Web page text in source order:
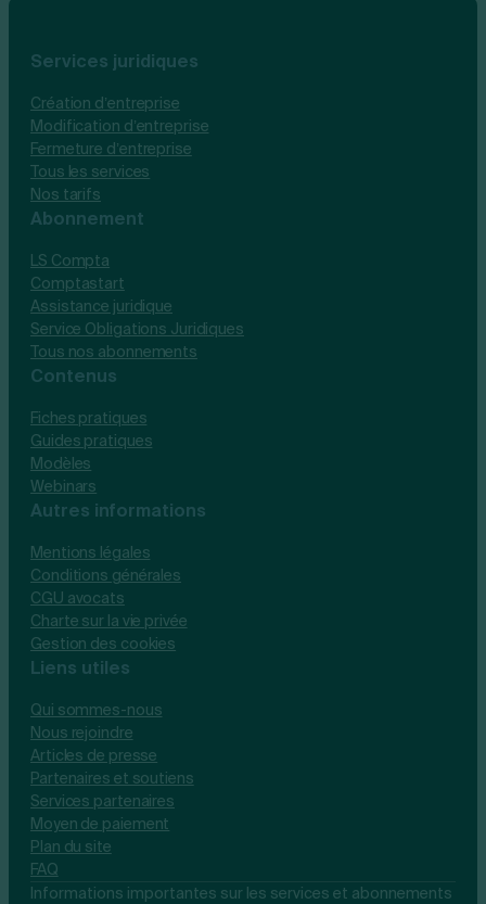
Services juridiques
Création d’entreprise
Modification d’entreprise
Fermeture d’entreprise
Tous les services
Nos tarifs
Abonnement
LS Compta
Comptastart
Assistance juridique
Service Obligations Juridiques
Tous nos abonnements
Contenus
Fiches pratiques
Guides pratiques
Modèles
Webinars
Autres informations
Mentions légales
Conditions générales
CGU avocats
Charte sur la vie privée
Gestion des cookies
Liens utiles
Qui sommes-nous
Nous rejoindre
Articles de presse
Partenaires et soutiens
Services partenaires
Moyen de paiement
Plan du site
FAQ
Informations importantes sur les services et abonnements